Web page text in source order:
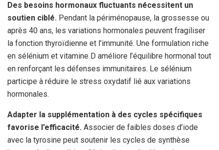
Des besoins hormonaux fluctuants nécessitent un
soutien ciblé. Pendant la périménopause, la grossesse ou
après 40 ans, les variations hormonales peuvent fragiliser
la fonction thyroïdienne et l’immunité. Une formulation riche
en sélénium et vitamine D améliore l’équilibre hormonal tout
en renforçant les défenses immunitaires. Le sélénium
participe à réduire le stress oxydatif lié aux variations
hormonales.
Adapter la supplémentation à des cycles spécifiques
favorise l’efficacité. Associer de faibles doses d’iode
avec la tyrosine peut soutenir les cycles de synthèse